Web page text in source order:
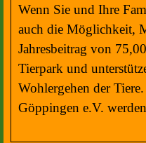
Wenn Sie und Ihre
auch die Möglichkeit,
Jahresbeitrag von
Tierpark und
Wohlergehen der
Göppingen e.V.